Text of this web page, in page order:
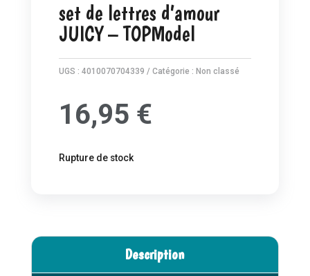
set de lettres d’amour
JUICY – TOPModel
UGS : 4010070704339 Catégorie : Non classé
16,95 €
Rupture de stock
Description